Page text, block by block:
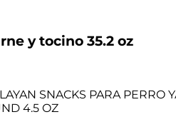
y tocino 35.2 oz